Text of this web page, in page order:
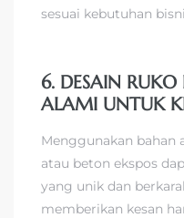
sesuai kebutuhan
6. DESAIN
ALAMI UNTUK
Menggunakan bahan
atau beton ekspos
yang unik dan
memberikan kesan